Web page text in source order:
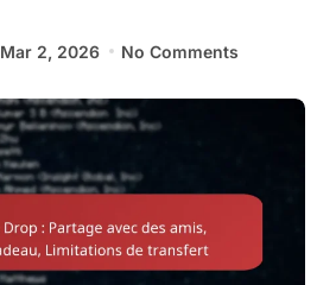
Mar 2, 2026 No Comments